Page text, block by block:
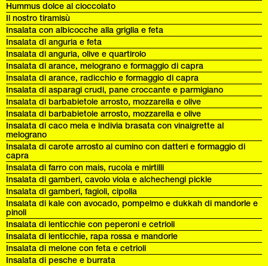
Hummus dolce al cioccolato
Il nostro tiramisù
Insalata con albicocche alla griglia e feta
Insalata di anguria e feta
Insalata di anguria, olive e quartirolo
Insalata di arance, melograno e formaggio di capra
Insalata di arance, radicchio e formaggio di capra
Insalata di asparagi crudi, pane croccante e parmigiano
Insalata di barbabietole arrosto, mozzarella e olive
Insalata di barbabietole arrosto, mozzarella e olive
Insalata di caco mela e indivia brasata con vinaigrette al
melograno
Insalata di carote arrosto al cumino con datteri e formaggio di
capra
Insalata di farro con mais, rucola e mirtilli
Insalata di gamberi, cavolo viola e alchechengi pickle
Insalata di gamberi, fagioli, cipolla
Insalata di kale con avocado, pompelmo e dukkah di mandorle e
pinoli
Insalata di lenticchie con peperoni e cetrioli
Insalata di lenticchie, rapa rossa e mandorle
Insalata di melone con feta e cetrioli
Insalata di pesche e burrata